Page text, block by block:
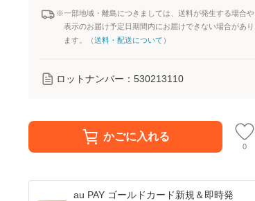
※一部地域・離島につきましては、送料が発生する場合や
表示のお届け予定日期間内にお届けできない場合があり
ます。（送料・配送について ）
ロットナンバー： 530213110
かごに入れる
0
au PAY ゴールドカード新規＆即時発